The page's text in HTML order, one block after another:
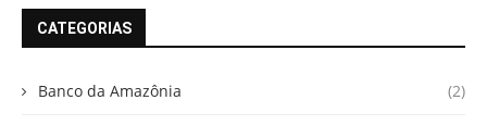
CATEGORIAS
Banco da Amazônia (2)